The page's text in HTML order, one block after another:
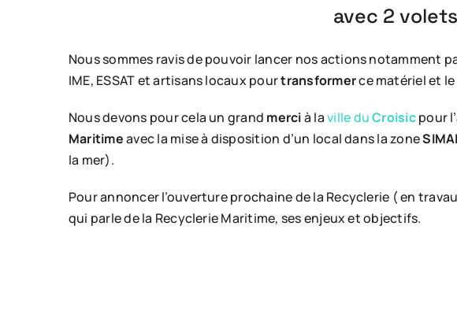
avec 2
Nous sommes ravis de pouvoir lancer nos actions notamment
IME, ESSAT et artisans locaux pourtransformerce matériel et
Nous devons pour cela un grand mercià laville duCroisicpour
Maritimeavec la mise à disposition d’un local dans la zone
la mer).
Pour annoncer l’ouverture prochaine de la Recyclerie ( en
qui parle de la Recyclerie Maritime, ses enjeux et objectifs.